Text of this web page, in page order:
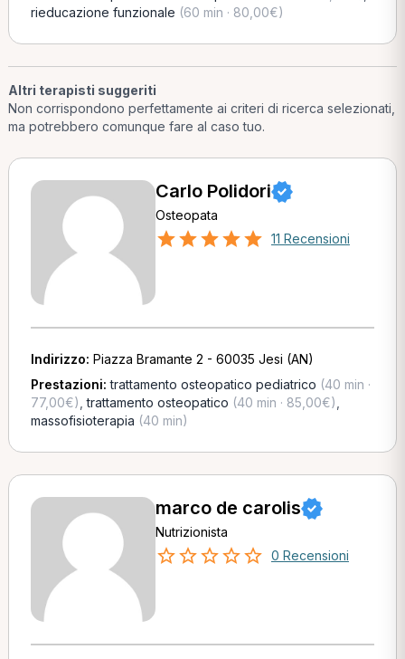
rieducazione funzionale (60 min · 80,00€)
Altri terapisti suggeriti
Non corrispondono perfettamente ai criteri di ricerca selezionati,
ma potrebbero comunque fare al caso tuo.
Carlo Polidori
Osteopata
11 Recensioni
Indirizzo: Piazza Bramante 2 - 60035 Jesi (AN)
Prestazioni:trattamento osteopatico pediatrico (40 min ·
77,00€) ,trattamento osteopatico (40 min · 85,00€)
massofisioterapia (40 min)
marco de carolis
Nutrizionista
0 Recensioni